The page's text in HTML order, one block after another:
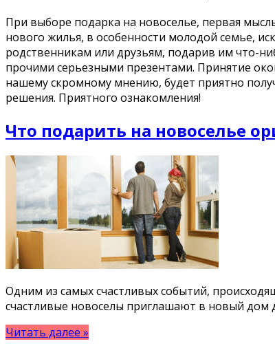
При выборе подарка на новоселье, первая
нового жилья, в особенности молодой семье,
родственникам или друзьям, подарив им что-
прочими серьезными презентами. Принятие
нашему скромному мнению, будет приятно
решения. Приятного ознакомления!
Что подарить на новоселье
Одним из самых счастливых событий,
счастливые новоселы приглашают в новый дом
Читать далее »